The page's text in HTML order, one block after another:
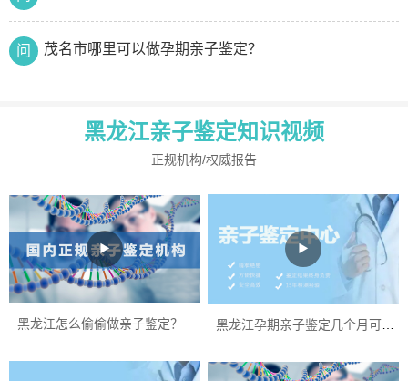
问 茂名市哪里可以做孕期亲子鉴定？
茂名市亲子鉴定怎么做？
问 湛江市孕期胎儿亲子鉴定中心在哪里？
问 湛江市做一次亲子鉴定费用是多少？
湛江市哪家医院可以做孕期胎儿亲子鉴定？
黑龙江亲子鉴定知识视频
正规机构/权威报告
▶
黑龙江怎么偷偷做亲子鉴定？
▶
黑龙江孕期亲子鉴定几个月可以做？